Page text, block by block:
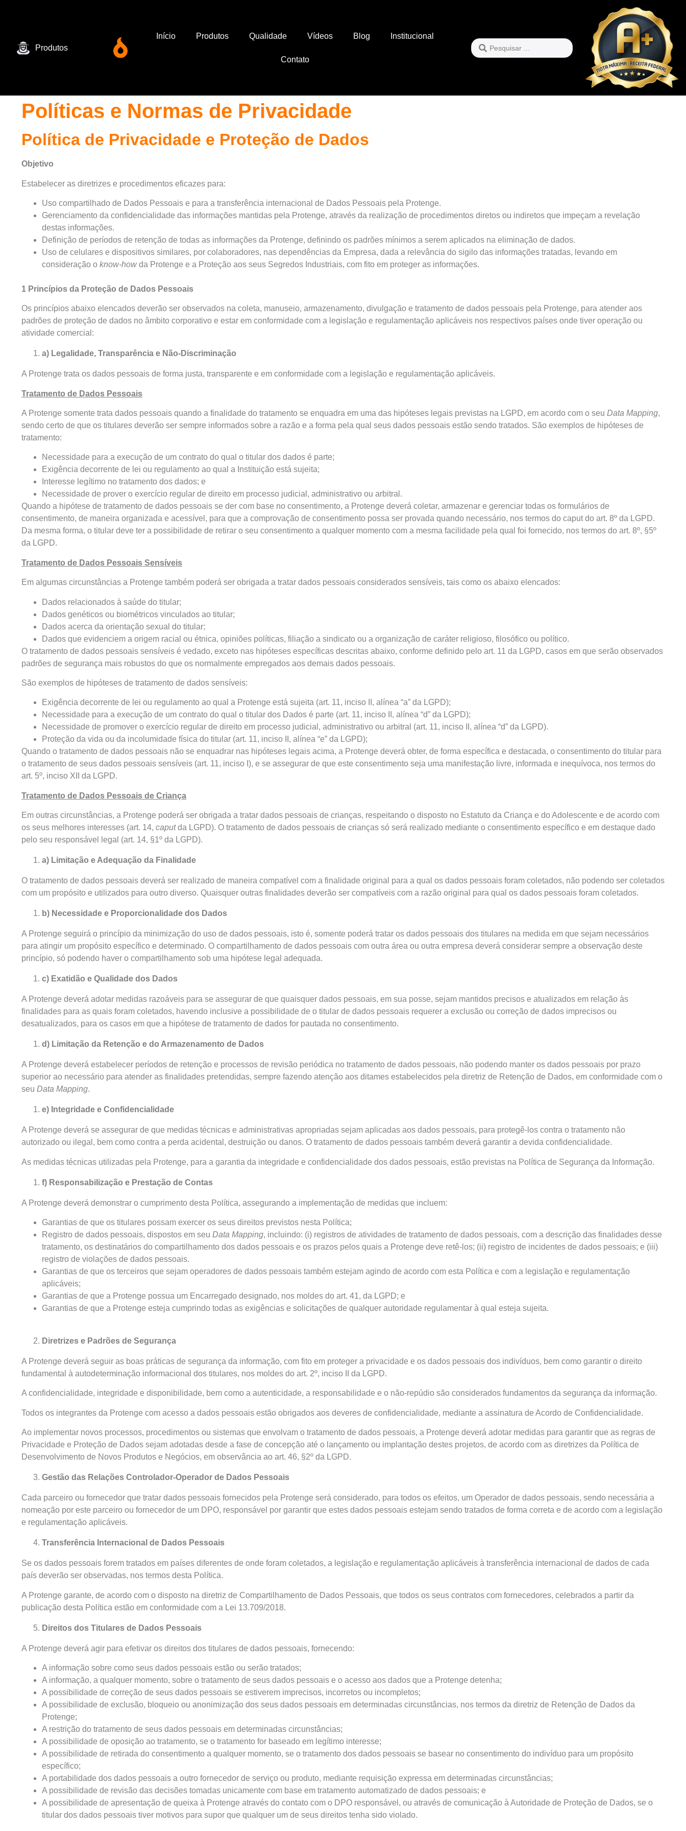
Produtos
Início Produtos Qualidade Vídeos Blog Institucional
Contato
Políticas e Normas de Privacidade
Política de Privacidade e Proteção de Dados
Objetivo
Estabelecer as diretrizes e procedimentos eficazes para:
Uso compartilhado de Dados Pessoais e para a transferência internacional de Dados Pessoais pela Protenge.
Gerenciamento da confidencialidade das informações mantidas pela Protenge, através da realização de procedimentos diretos ou indiretos que impeçam a revelação
destas informações.
Definição de períodos de retenção de todas as informações da Protenge, definindo os padrões mínimos a serem aplicados na eliminação de dados.
Uso de celulares e dispositivos similares, por colaboradores, nas dependências da Empresa, dada a relevância do sigilo das informações tratadas, levando em
consideração o know-howda Protenge e a Proteção aos seus Segredos Industriais, com fito em proteger as informações.
1 Princípios da Proteção de Dados Pessoais
Os princípios abaixo elencados deverão ser observados na coleta, manuseio, armazenamento, divulgação e tratamento de dados pessoais pela Protenge, para atender aos
padrões de proteção de dados no âmbito corporativo e estar em conformidade com a legislação e regulamentação aplicáveis nos respectivos países onde tiver operação ou
atividade comercial:
a) Legalidade, Transparência e Não-Discriminação
A Protenge trata os dados pessoais de forma justa, transparente e em conformidade com a legislação e regulamentação aplicáveis.
Tratamento de Dados Pessoais
A Protenge somente trata dados pessoais quando a finalidade do tratamento se enquadra em uma das hipóteses legais previstas na LGPD, em acordo com o seu Data Mapping,
sendo certo de que os titulares deverão ser sempre informados sobre a razão e a forma pela qual seus dados pessoais estão sendo tratados. São exemplos de hipóteses de
tratamento:
Necessidade para a execução de um contrato do qual o titular dos dados é parte;
Exigência decorrente de lei ou regulamento ao qual a Instituição está sujeita;
Interesse legítimo no tratamento dos dados; e
Necessidade de prover o exercício regular de direito em processo judicial, administrativo ou arbitral.
Quando a hipótese de tratamento de dados pessoais se der com base no consentimento, a Protenge deverá coletar, armazenar e gerenciar todas os formulários de
consentimento, de maneira organizada e acessível, para que a comprovação de consentimento possa ser provada quando necessário, nos termos do caput do art. 8º da LGPD.
Da mesma forma, o titular deve ter a possibilidade de retirar o seu consentimento a qualquer momento com a mesma facilidade pela qual foi fornecido, nos termos do art. 8º, §5º
da LGPD.
Tratamento de Dados Pessoais Sensíveis
Em algumas circunstâncias a Protenge também poderá ser obrigada a tratar dados pessoais considerados sensíveis, tais como os abaixo elencados:
Dados relacionados à saúde do titular;
Dados genéticos ou biométricos vinculados ao titular;
Dados acerca da orientação sexual do titular;
Dados que evidenciem a origem racial ou étnica, opiniões políticas, filiação a sindicato ou a organização de caráter religioso, filosófico ou político.
O tratamento de dados pessoais sensíveis é vedado, exceto nas hipóteses específicas descritas abaixo, conforme definido pelo art. 11 da LGPD, casos em que serão observados
padrões de segurança mais robustos do que os normalmente empregados aos demais dados pessoais.
São exemplos de hipóteses de tratamento de dados sensíveis:
Exigência decorrente de lei ou regulamento ao qual a Protenge está sujeita (art. 11, inciso II, alínea “a” da LGPD);
Necessidade para a execução de um contrato do qual o titular dos Dados é parte (art. 11, inciso II, alínea “d” da LGPD);
Necessidade de promover o exercício regular de direito em processo judicial, administrativo ou arbitral (art. 11, inciso II, alínea “d” da LGPD).
Proteção da vida ou da incolumidade física do titular (art. 11, inciso II, alínea “e” da LGPD);
Quando o tratamento de dados pessoais não se enquadrar nas hipóteses legais acima, a Protenge deverá obter, de forma específica e destacada, o consentimento do titular para
o tratamento de seus dados pessoais sensíveis (art. 11, inciso I), e se assegurar de que este consentimento seja uma manifestação livre, informada e inequívoca, nos termos do
art. 5º, inciso XII da LGPD.
Tratamento de Dados Pessoais de Criança
Em outras circunstâncias, a Protenge poderá ser obrigada a tratar dados pessoais de crianças, respeitando o disposto no Estatuto da Criança e do Adolescente e de acordo com
os seus melhores interesses (art. 14, caputda LGPD). O tratamento de dados pessoais de crianças só será realizado mediante o consentimento específico e em destaque dado
pelo seu responsável legal (art. 14, §1º da LGPD).
a) Limitação e Adequação da Finalidade
O tratamento de dados pessoais deverá ser realizado de maneira compatível com a finalidade original para a qual os dados pessoais foram coletados, não podendo ser coletados
com um propósito e utilizados para outro diverso. Quaisquer outras finalidades deverão ser compatíveis com a razão original para qual os dados pessoais foram coletados.
b) Necessidade e Proporcionalidade dos Dados
A Protenge seguirá o princípio da minimização do uso de dados pessoais, isto é, somente poderá tratar os dados pessoais dos titulares na medida em que sejam necessários
para atingir um propósito específico e determinado. O compartilhamento de dados pessoais com outra área ou outra empresa deverá considerar sempre a observação deste
princípio, só podendo haver o compartilhamento sob uma hipótese legal adequada.
c) Exatidão e Qualidade dos Dados
A Protenge deverá adotar medidas razoáveis para se assegurar de que quaisquer dados pessoais, em sua posse, sejam mantidos precisos e atualizados em relação às
finalidades para as quais foram coletados, havendo inclusive a possibilidade de o titular de dados pessoais requerer a exclusão ou correção de dados imprecisos ou
desatualizados, para os casos em que a hipótese de tratamento de dados for pautada no consentimento.
d) Limitação da Retenção e do Armazenamento de Dados
A Protenge deverá estabelecer períodos de retenção e processos de revisão periódica no tratamento de dados pessoais, não podendo manter os dados pessoais por prazo
superior ao necessário para atender as finalidades pretendidas, sempre fazendo atenção aos ditames estabelecidos pela diretriz de Retenção de Dados, em conformidade com o
seu Data Mapping.
e) Integridade e Confidencialidade
A Protenge deverá se assegurar de que medidas técnicas e administrativas apropriadas sejam aplicadas aos dados pessoais, para protegê-los contra o tratamento não
autorizado ou ilegal, bem como contra a perda acidental, destruição ou danos. O tratamento de dados pessoais também deverá garantir a devida confidencialidade.
As medidas técnicas utilizadas pela Protenge, para a garantia da integridade e confidencialidade dos dados pessoais, estão previstas na Política de Segurança da Informação.
f) Responsabilização e Prestação de Contas
A Protenge deverá demonstrar o cumprimento desta Política, assegurando a implementação de medidas que incluem:
Garantias de que os titulares possam exercer os seus direitos previstos nesta Política;
Registro de dados pessoais, dispostos em seu Data Mapping, incluindo: (i) registros de atividades de tratamento de dados pessoais, com a descrição das finalidades desse
tratamento, os destinatários do compartilhamento dos dados pessoais e os prazos pelos quais a Protenge deve retê-los; (ii) registro de incidentes de dados pessoais; e (iii)
registro de violações de dados pessoais.
Garantias de que os terceiros que sejam operadores de dados pessoais também estejam agindo de acordo com esta Política e com a legislação e regulamentação
aplicáveis;
Garantias de que a Protenge possua um Encarregado designado, nos moldes do art. 41, da LGPD; e
Garantias de que a Protenge esteja cumprindo todas as exigências e solicitações de qualquer autoridade regulamentar à qual esteja sujeita.
Diretrizes e Padrões de Segurança
A Protenge deverá seguir as boas práticas de segurança da informação, com fito em proteger a privacidade e os dados pessoais dos indivíduos, bem como garantir o direito
fundamental à autodeterminação informacional dos titulares, nos moldes do art. 2º, inciso II da LGPD.
A confidencialidade, integridade e disponibilidade, bem como a autenticidade, a responsabilidade e o não-repúdio são considerados fundamentos da segurança da informação.
Todos os integrantes da Protenge com acesso a dados pessoais estão obrigados aos deveres de confidencialidade, mediante a assinatura de Acordo de Confidencialidade.
Ao implementar novos processos, procedimentos ou sistemas que envolvam o tratamento de dados pessoais, a Protenge deverá adotar medidas para garantir que as regras de
Privacidade e Proteção de Dados sejam adotadas desde a fase de concepção até o lançamento ou implantação destes projetos, de acordo com as diretrizes da Política de
Desenvolvimento de Novos Produtos e Negócios, em observância ao art. 46, §2º da LGPD.
Gestão das Relações Controlador-Operador de Dados Pessoais
Cada parceiro ou fornecedor que tratar dados pessoais fornecidos pela Protenge será considerado, para todos os efeitos, um Operador de dados pessoais, sendo necessária a
nomeação por este parceiro ou fornecedor de um DPO, responsável por garantir que estes dados pessoais estejam sendo tratados de forma correta e de acordo com a legislação
e regulamentação aplicáveis.
Transferência Internacional de Dados Pessoais
Se os dados pessoais forem tratados em países diferentes de onde foram coletados, a legislação e regulamentação aplicáveis à transferência internacional de dados de cada
país deverão ser observadas, nos termos desta Política.
A Protenge garante, de acordo com o disposto na diretriz de Compartilhamento de Dados Pessoais, que todos os seus contratos com fornecedores, celebrados a partir da
publicação desta Política estão em conformidade com a Lei 13.709/2018.
Direitos dos Titulares de Dados Pessoais
A Protenge deverá agir para efetivar os direitos dos titulares de dados pessoais, fornecendo:
A informação sobre como seus dados pessoais estão ou serão tratados;
A informação, a qualquer momento, sobre o tratamento de seus dados pessoais e o acesso aos dados que a Protenge detenha;
A possibilidade de correção de seus dados pessoais se estiverem imprecisos, incorretos ou incompletos;
A possibilidade de exclusão, bloqueio ou anonimização dos seus dados pessoais em determinadas circunstâncias, nos termos da diretriz de Retenção de Dados da
Protenge;
A restrição do tratamento de seus dados pessoais em determinadas circunstâncias;
A possibilidade de oposição ao tratamento, se o tratamento for baseado em legítimo interesse;
A possibilidade de retirada do consentimento a qualquer momento, se o tratamento dos dados pessoais se basear no consentimento do indivíduo para um propósito
específico;
A portabilidade dos dados pessoais a outro fornecedor de serviço ou produto, mediante requisição expressa em determinadas circunstâncias;
A possibilidade de revisão das decisões tomadas unicamente com base em tratamento automatizado de dados pessoais; e
A possibilidade de apresentação de queixa à Protenge através do contato com o DPO responsável, ou através de comunicação à Autoridade de Proteção de Dados, se o
titular dos dados pessoais tiver motivos para supor que qualquer um de seus direitos tenha sido violado.